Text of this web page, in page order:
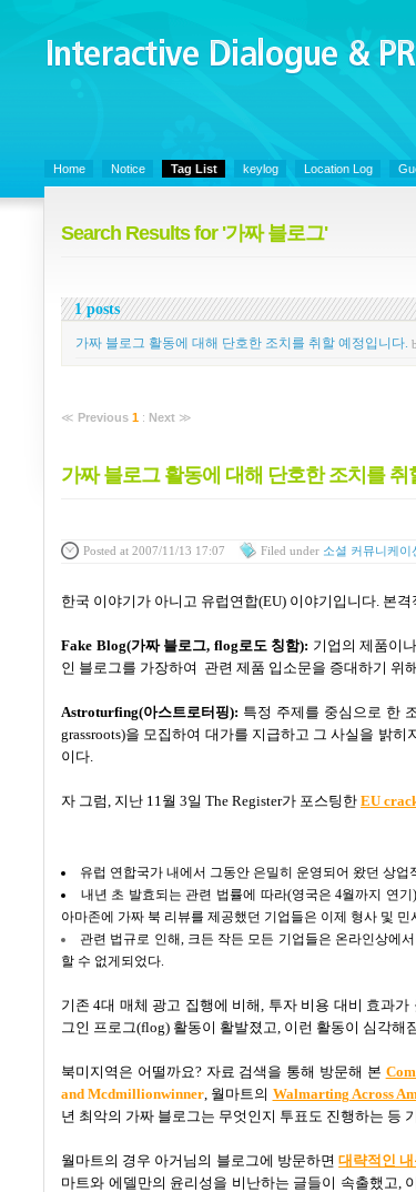
Interactive
PR 2.0
Home Notice Tag List keylog Location Log
Search Results for '가짜 블로그'
1 posts
가짜 블로그 활동에 대해 단호한 조치를 취할 예정입니다.
≪ Previous 1 : Next ≫
가짜 블로그 활동에 대해 단호한 조치를 취
Posted at 2007/11/13 17:07 Filed under 소셜 커뮤니케이
한국 이야기가 아니고 유럽연합(EU) 이야기입니다. 본
Fake Blog(가짜 블로그, flog로도 칭함): 기업의 제품이
인 블로그를 가장하여 관련 제품 입소문을 증대하기 위
Astroturfing(아스트로터핑): 특정 주제를 중심으로 한
grassroots)을 모집하여 대가를 지급하고 그 사실을 밝히
이다.
자 그럼, 지난 11월 3일 The Register가 포스팅한 EU
유럽 연합국가 내에서 그동안 은밀히 운영되어 왔던 상
내년 초 발효되는 관련 법률에 따라(영국은 4월까지 연
아마존에 가짜 북 리뷰를 제공했던 기업들은 이제 형사 및
관련 법규로 인해, 크든 작든 모든 기업들은 온라인상에
할 수 없게되었다.
기존 4대 매체 광고 집행에 비해, 투자 비용 대비 효과
그인 프로그(flog) 활동이 활발졌고, 이런 활동이 심각해
북미지역은 어떨까요? 자료 검색을 통해 방문해 본
and Mcdmillionwinner , 월마트의 Walmarting Across
년 최악의 가짜 블로그는 무엇인지 투표도 진행하는 등
월마트의 경우 아거님의 블로그에 방문하면 대략적인
마트와 에델만의 윤리성을 비난하는 글들이 속출했고,